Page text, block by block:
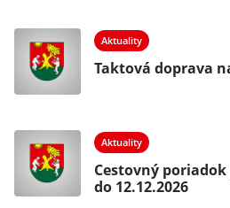
Aktuality
Taktová doprava
Aktuality
Cestovný
do 12.12.2026